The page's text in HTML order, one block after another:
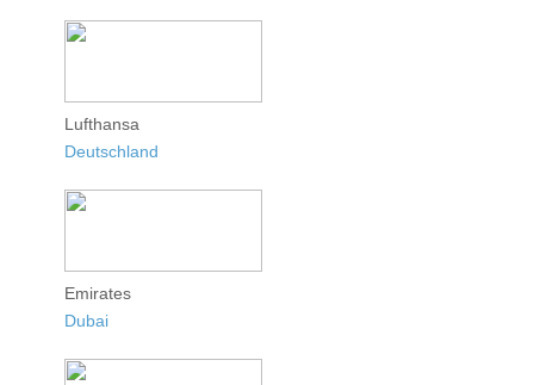
Lufthansa
Deutschland
Emirates
Dubai